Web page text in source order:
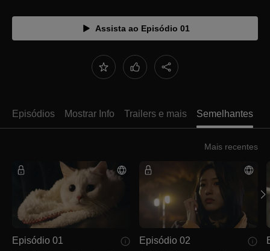
Assista ao Episódio 01
Episódios Mostrar Info Trailers e mais Semelhantes
Mais recentes
Episódio 01
Episódio 02